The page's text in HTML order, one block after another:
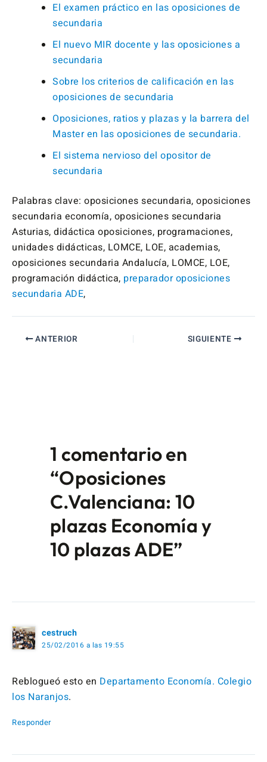
El examen práctico en las oposiciones de
secundaria
El nuevo MIR docente y las oposiciones a
secundaria
Sobre los criterios de calificación en las
oposiciones de secundaria
Oposiciones, ratios y plazas y la barrera del
Master en las oposiciones de secundaria.
El sistema nervioso del opositor de
secundaria
Palabras clave: oposiciones secundaria, oposiciones
secundaria economía, oposiciones secundaria
Asturias, didáctica oposiciones, programaciones,
unidades didácticas, LOMCE, LOE, academias,
oposiciones secundaria Andalucía, LOMCE, LOE,
programación didáctica, preparador oposiciones
secundaria ADE,
ANTERIOR SIGUIENTE
1 comentario en
“Oposiciones
C.Valenciana: 10
plazas Economía y
10 plazas ADE”
cestruch
25/02/2016 a las 19:55
Reblogueó esto en Departamento Economía. Colegio
los Naranjos.
Responder